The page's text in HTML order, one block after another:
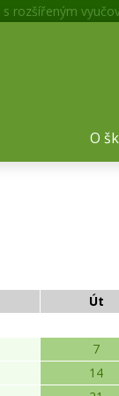
s rozšířeným
O
Út
7
14